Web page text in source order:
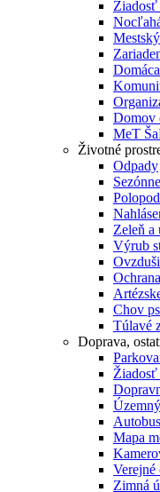
Žiadosť
Domov
MeT
Životné
Odpady
Zeleň a
Výrub
Chov
Túlavé
Doprava,
Žiadosť
Mapa
Verejné
Zimná